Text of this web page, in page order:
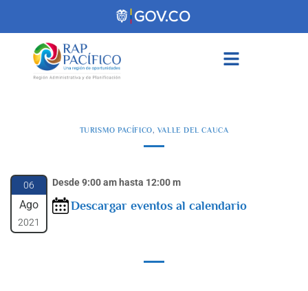
TURISMO PACÍFICO, VALLE DEL CAUCA
06
Ago
2021
Desde 9:00 am hasta 12:00 m
Descargar eventos al calendario